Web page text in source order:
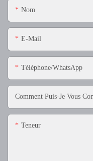
Nom
E-Mail
Téléphone/WhatsApp
Comment Puis-Je Vous
Teneur